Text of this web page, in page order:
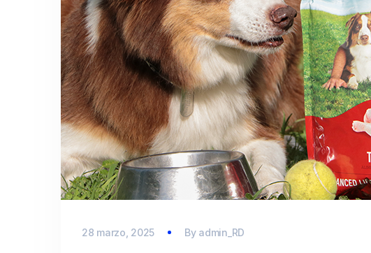
28 marzo, 2025 By admin_RD